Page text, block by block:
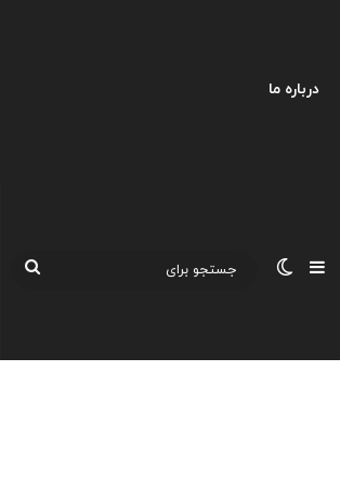
درباره ما
نوارکناریتغییر پوسته